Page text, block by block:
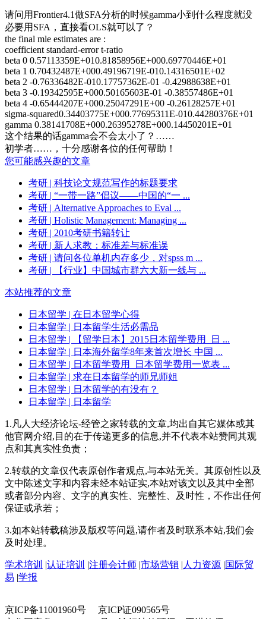
请问用Frontier4.1做SFA分析的时候gamma小到什么程度就没
必要用SFA，直接看OLS就可以了？
the final mle estimates are :
coefficient standard-error t-ratio
beta 0 0.57113359E+010.81858956E+000.69770446E+01
beta 1 0.70432487E+000.49196719E-010.14316501E+02
beta 2 -0.76336482E-010.17757362E-01 -0.42988638E+01
beta 3 -0.19342595E+000.50165603E-01 -0.38557486E+01
beta 4 -0.65444207E+000.25047291E+00 -0.26128257E+01
sigma-squared0.34403775E+000.77695311E-010.44280376E+01
gamma 0.38141708E+000.26395278E+000.14450201E+01
这个结果的话gamma会不会太小了？……
初学者……，十分感谢各位的任何帮助！
您可能感兴趣的文章
考研 | 科技论文规范写作的标题要求
考研 | “一带一路”倡议——中国的“一 ...
考研 | Alternative Approaches to Eval ...
考研 | Holistic Management: Managing ...
考研 | 2010考研书籍转让
考研 | 新人求教：标准差与标准误
考研 | 请问各位单机内存多少，对spss m ...
考研 | 【行业】中国城市群六大新一线与 ...
本站推荐的文章
日本留学 | 在日本留学心得
日本留学 | 日本留学生活必需品
日本留学 | 【留学日本】2015日本留学费用_日 ...
日本留学 | 日本海外留学8年来首次增长 中国 ...
日本留学 | 日本留学费用_日本留学费用一览表 ...
日本留学 | 求在日本留学的师兄师姐
日本留学 | 日本留学的有没有？
日本留学 | 日本留学
1.凡人大经济论坛-经管之家转载的文章,均出自其它媒体或其
他官网介绍,目的在于传递更多的信息,并不代表本站赞同其观
点和其真实性负责；
2.转载的文章仅代表原创作者观点,与本站无关。其原创性以及
文中陈述文字和内容未经本站证实,本站对该文以及其中全部
或者部分内容、文字的真实性、完整性、及时性，不作出任何
保证或承若；
3.如本站转载稿涉及版权等问题,请作者及时联系本站,我们会
及时处理。
学术培训 |认证培训 |注册会计师 |市场营销 | 人力资源 |国际贸
易 |学报
京ICP备11001960号 京ICP证090565号